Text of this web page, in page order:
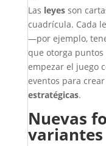
Las leyesson
cuadrícula. Cada
—por ejemplo,
que otorga
empezar el juego
eventos para crear
estratégicas.
Nuevas